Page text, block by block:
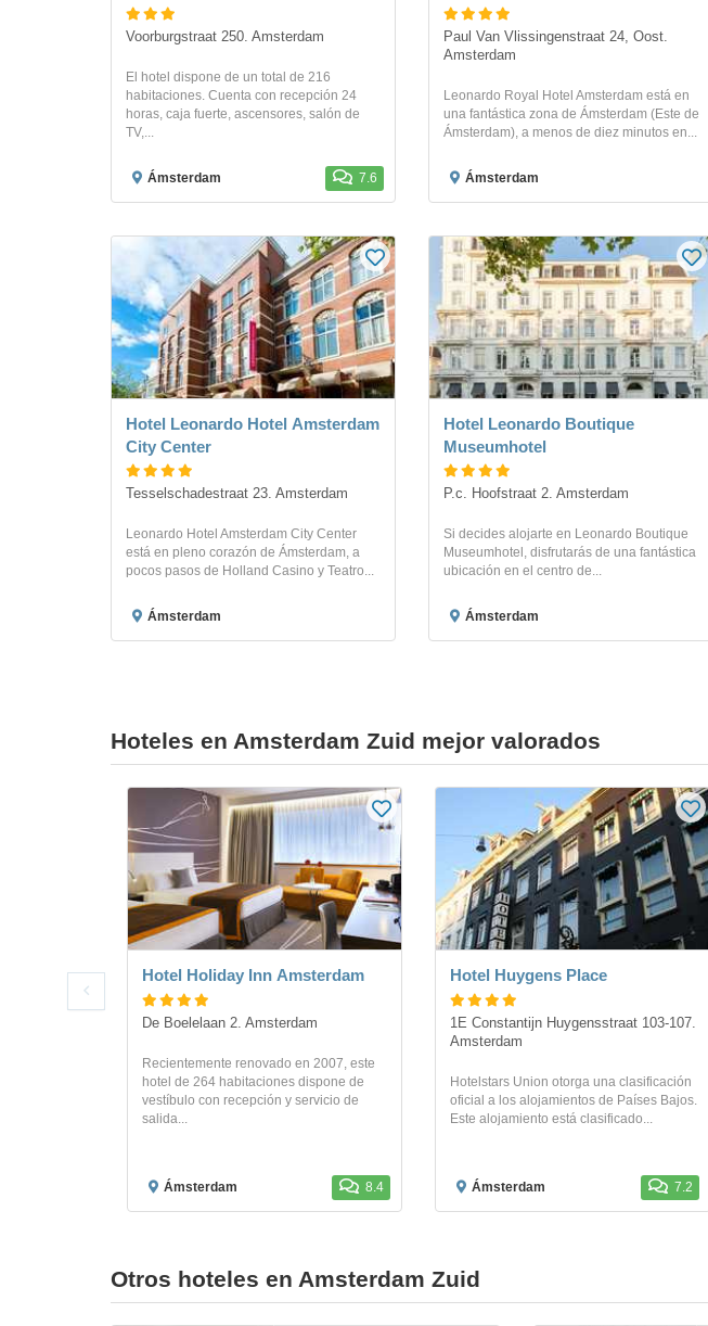
Voorburgstraat 250. Amsterdam
El hotel dispone de un total de 216
habitaciones. Cuenta con recepción 24
horas, caja fuerte, ascensores, salón de
TV,...
Ámsterdam 7.6
Paul Van Vlissingenstraat 24, Oost.
Amsterdam
Leonardo Royal Hotel Amsterdam está en
una fantástica zona de Ámsterdam (Este de
Ámsterdam), a menos de diez minutos en...
Ámsterdam
Hotel Leonardo Hotel Amsterdam
City Center
Tesselschadestraat 23. Amsterdam
Leonardo Hotel Amsterdam City Center
está en pleno corazón de Ámsterdam, a
pocos pasos de Holland Casino y Teatro...
Ámsterdam
Hotel Leonardo Boutique
Museumhotel
P.c. Hoofstraat 2. Amsterdam
Si decides alojarte en Leonardo Boutique
Museumhotel, disfrutarás de una fantástica
ubicación en el centro de...
Ámsterdam
Hoteles en Amsterdam Zuid mejor valorados
Hotel Holiday Inn Amsterdam
De Boelelaan 2. Amsterdam
Recientemente renovado en 2007, este
hotel de 264 habitaciones dispone de
vestíbulo con recepción y servicio de
salida...
Ámsterdam 8.4
Hotel Huygens Place
1E Constantijn Huygensstraat 103-107.
Amsterdam
Hotelstars Union otorga una clasificación
oficial a los alojamientos de Países Bajos.
Este alojamiento está clasificado...
Ámsterdam 7.2
Otros hoteles en Amsterdam Zuid